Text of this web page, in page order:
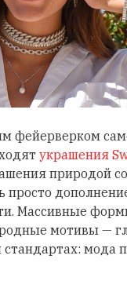
фейерверком
украшения
природой
просто
Массивные
мотивы —
мода